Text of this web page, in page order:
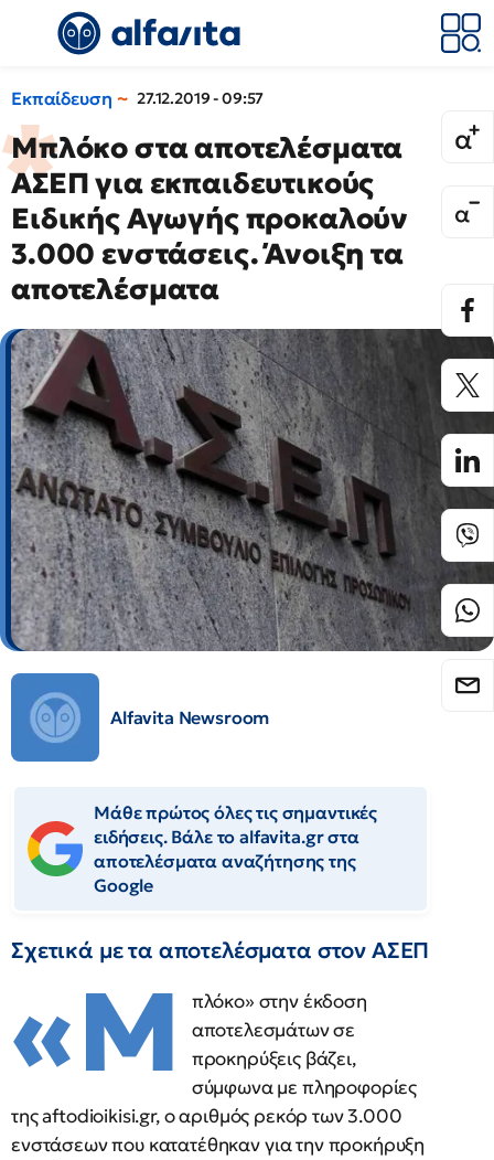
Εκπαίδευση 27.12.2019 - 09:57
Μπλόκο στα αποτελέσματα
ΑΣΕΠ για εκπαιδευτικούς
Ειδικής Αγωγής προκαλούν
3.000 ενστάσεις. Άνοιξη τα
αποτελέσματα
Alfavita Newsroom
Μάθε πρώτος όλες τις σημαντικές
ειδήσεις. Βάλε το alfavita.gr στα
αποτελέσματα αναζήτησης της
Google
Σχετικά με τα αποτελέσματα στον ΑΣΕΠ
«Μ
πλόκο» στην έκδοση
αποτελεσμάτων σε
προκηρύξεις βάζει,
σύμφωνα με πληροφορίες
της aftodioikisi.gr, ο αριθμός ρεκόρ των 3.000
ενστάσεων που κατατέθηκαν για την προκήρυξη